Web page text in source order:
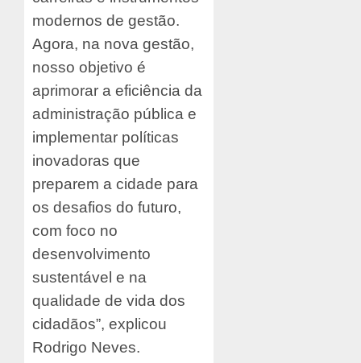
modernos de gestão.
Agora, na nova gestão,
nosso objetivo é
aprimorar a eficiência da
administração pública e
implementar políticas
inovadoras que
preparem a cidade para
os desafios do futuro,
com foco no
desenvolvimento
sustentável e na
qualidade de vida dos
cidadãos”, explicou
Rodrigo Neves.